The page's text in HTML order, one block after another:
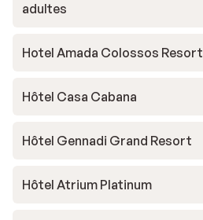
adultes
Hotel Amada Colossos Resort
Hôtel Casa Cabana
Hôtel Gennadi Grand Resort
Hôtel Atrium Platinum